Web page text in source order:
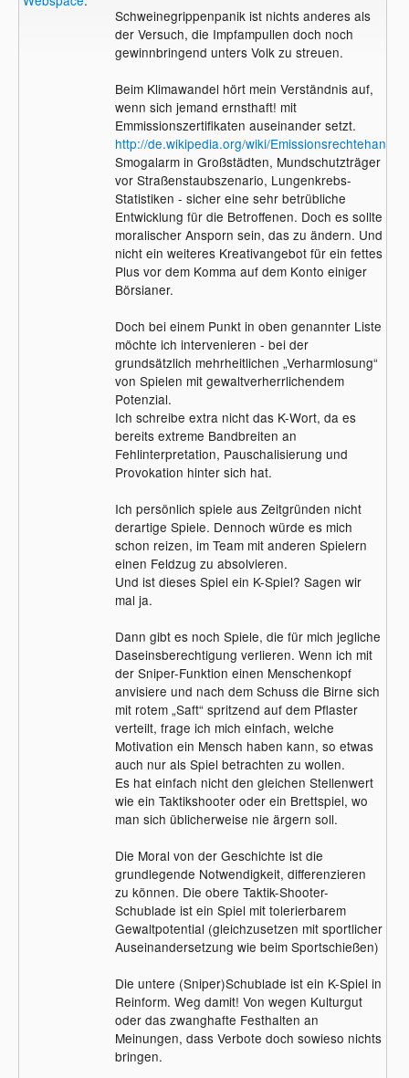
Schweinegrippenpanik ist nichts anderes als
der Versuch, die Impfampullen doch noch
gewinnbringend unters Volk zu streuen.
Beim Klimawandel hört mein Verständnis auf,
wenn sich jemand ernsthaft! mit
Emmissionszertifikaten auseinander setzt.
http://de.wikipedia.org/wiki/Emissionsrechtehandel
Smogalarm in Großstädten, Mundschutzträger
vor Straßenstaubszenario, Lungenkrebs-
Statistiken - sicher eine sehr betrübliche
Entwicklung für die Betroffenen. Doch es sollte
moralischer Ansporn sein, das zu ändern. Und
nicht ein weiteres Kreativangebot für ein fettes
Plus vor dem Komma auf dem Konto einiger
Börsianer.
Doch bei einem Punkt in oben genannter Liste
möchte ich intervenieren - bei der
grundsätzlich mehrheitlichen „Verharmlosung“
von Spielen mit gewaltverherrlichendem
Potenzial.
Ich schreibe extra nicht das K-Wort, da es
bereits extreme Bandbreiten an
Fehlinterpretation, Pauschalisierung und
Provokation hinter sich hat.
Ich persönlich spiele aus Zeitgründen nicht
derartige Spiele. Dennoch würde es mich
schon reizen, im Team mit anderen Spielern
einen Feldzug zu absolvieren.
Und ist dieses Spiel ein K-Spiel? Sagen wir
mal ja.
Dann gibt es noch Spiele, die für mich jegliche
Daseinsberechtigung verlieren. Wenn ich mit
der Sniper-Funktion einen Menschenkopf
anvisiere und nach dem Schuss die Birne sich
mit rotem „Saft“ spritzend auf dem Pflaster
verteilt, frage ich mich einfach, welche
Motivation ein Mensch haben kann, so etwas
auch nur als Spiel betrachten zu wollen.
Es hat einfach nicht den gleichen Stellenwert
wie ein Taktikshooter oder ein Brettspiel, wo
man sich üblicherweise nie ärgern soll.
Die Moral von der Geschichte ist die
grundlegende Notwendigkeit, differenzieren
zu können. Die obere Taktik-Shooter-
Schublade ist ein Spiel mit tolerierbarem
Gewaltpotential (gleichzusetzen mit sportlicher
Auseinandersetzung wie beim Sportschießen)
Die untere (Sniper)Schublade ist ein K-Spiel in
Reinform. Weg damit! Von wegen Kulturgut
oder das zwanghafte Festhalten an
Meinungen, dass Verbote doch sowieso nichts
bringen.